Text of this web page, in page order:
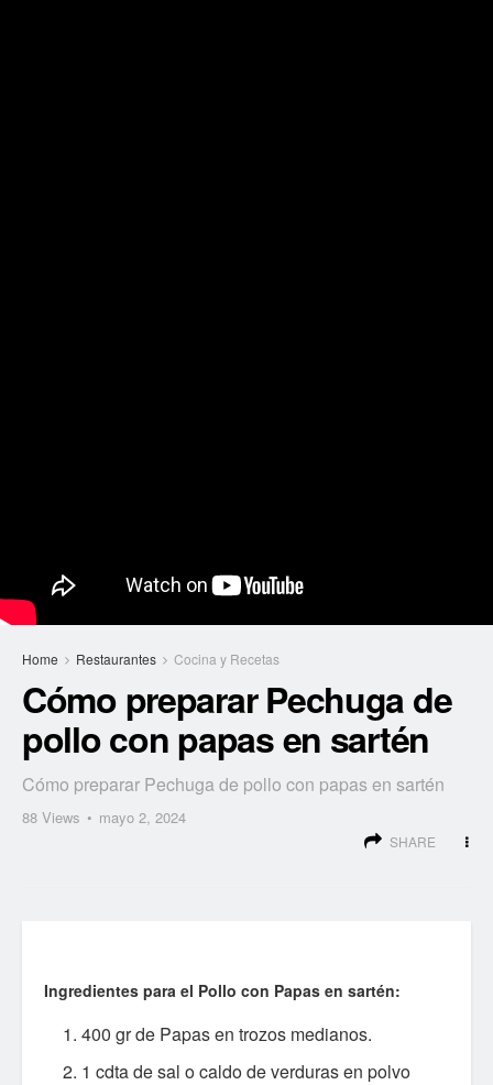
Home Restaurantes Cocina y Recetas
Cómo preparar Pechuga de
pollo con papas en sartén
Cómo preparar Pechuga de pollo con papas en sartén
88 Views mayo 2, 2024
SHARE
Ingredientes para el Pollo con Papas en sartén:
400 gr de Papas en trozos medianos.
1 cdta de sal o caldo de verduras en polvo